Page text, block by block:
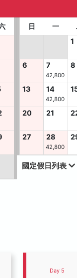
日 一
1
6 7
42,800
8
13 14
42,800
20 21
27 28
42,800
國定假日列表
Day 5